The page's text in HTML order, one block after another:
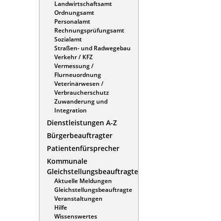
Landwirtschaftsamt
Ordnungsamt
Personalamt
Rechnungsprüfungsamt
Sozialamt
Straßen- und Radwegebau
Verkehr / KFZ
Vermessung /
Flurneuordnung
Veterinärwesen /
Verbraucherschutz
Zuwanderung und
Integration
Dienstleistungen A-Z
Bürgerbeauftragter
Patientenfürsprecher
Kommunale
Gleichstellungsbeauftragte
Aktuelle Meldungen
Gleichstellungsbeauftragte
Veranstaltungen
Hilfe
Wissenswertes